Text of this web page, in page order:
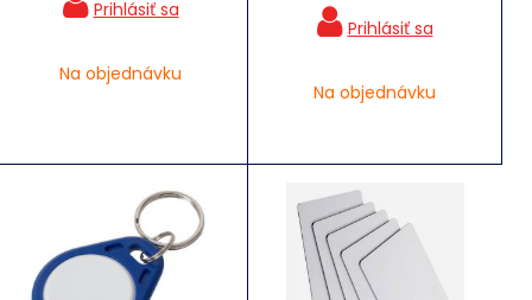
Na objednávku
Na objednávku